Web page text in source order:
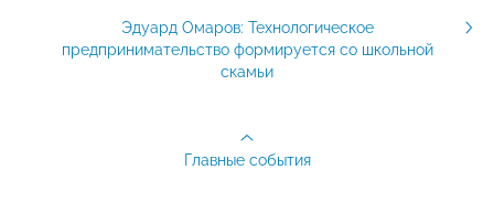
Эдуард Омаров: Технологическое
предпринимательство формируется со школьной
скамьи
Главные события